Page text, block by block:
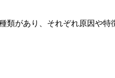
類があり、それぞれ原因や